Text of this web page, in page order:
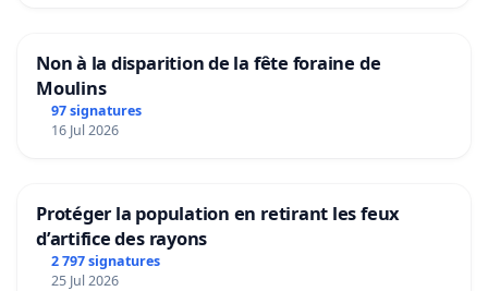
Non à la disparition de la fête foraine de
Moulins
97 signatures
16 Jul 2026
Protéger la population en retirant les feux
d’artifice des rayons
2 797 signatures
25 Jul 2026